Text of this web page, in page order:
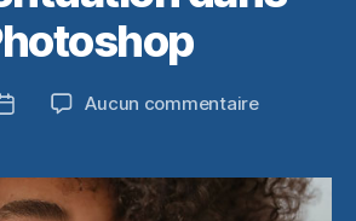
Date
Aucun commentairesur
dans